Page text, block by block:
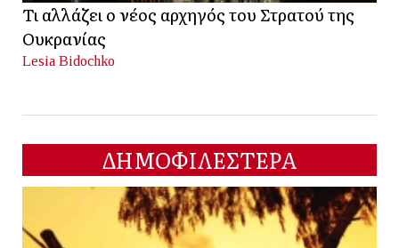
Τι αλλάζει ο νέος αρχηγός του Στρατού της
Ουκρανίας
Lesia Bidochko
ΔΗΜΟΦΙΛΕΣΤΕΡΑ